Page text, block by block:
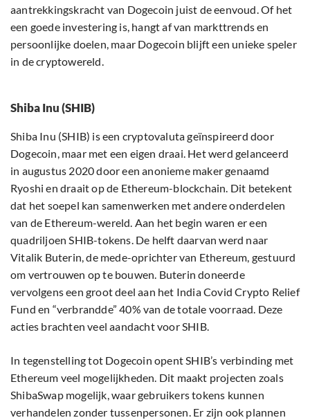
aantrekkingskracht van Dogecoin juist de eenvoud. Of het
een goede investering is, hangt af van markttrends en
persoonlijke doelen, maar Dogecoin blijft een unieke speler
in de cryptowereld.
Shiba Inu (SHIB)
Shiba Inu (SHIB) is een cryptovaluta geïnspireerd door
Dogecoin, maar met een eigen draai. Het werd gelanceerd
in augustus 2020 door een anonieme maker genaamd
Ryoshi en draait op de Ethereum-blockchain. Dit betekent
dat het soepel kan samenwerken met andere onderdelen
van de Ethereum-wereld. Aan het begin waren er een
quadriljoen SHIB-tokens. De helft daarvan werd naar
Vitalik Buterin, de mede-oprichter van Ethereum, gestuurd
om vertrouwen op te bouwen. Buterin doneerde
vervolgens een groot deel aan het India Covid Crypto Relief
Fund en “verbrandde” 40% van de totale voorraad. Deze
acties brachten veel aandacht voor SHIB.
In tegenstelling tot Dogecoin opent SHIB’s verbinding met
Ethereum veel mogelijkheden. Dit maakt projecten zoals
ShibaSwap mogelijk, waar gebruikers tokens kunnen
verhandelen zonder tussenpersonen. Er zijn ook plannen